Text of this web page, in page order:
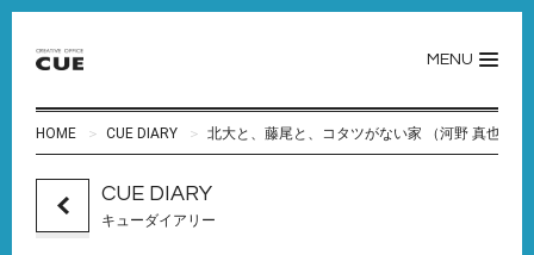
MENU
HOME CUE DIARY 北大と、藤尾と、コタツがない家 （河野 真也）
CUE DIARY
キューダイアリー